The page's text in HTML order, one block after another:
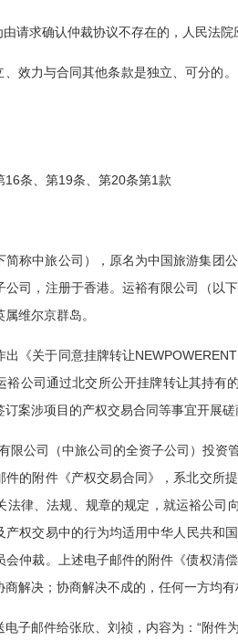
请求确认仲裁协议不存在的，人民法院
效力与合同其他条款是独立、可分的
16条、第19条、第20条第1款
简称中旅公司），原名为中国旅游集团
司，注册于香港。运裕有限公司（以
维尔京群岛。
《关于同意挂牌转让
公司通过北交所公开挂牌转让其持有
案涉项目的产权交易合同等事宜开展磋
限公司（中旅公司的全资子公司）投
件的附件《产权交易合同》，系北交所
法律、法规、规章的规定，就运裕公
权交易中的行为均适用中华人民共和
仲裁。上述电子邮件的附件《债权清
解决；协商解决不成的，任何一方均
子邮件给张欣、刘祯，内容为：“附